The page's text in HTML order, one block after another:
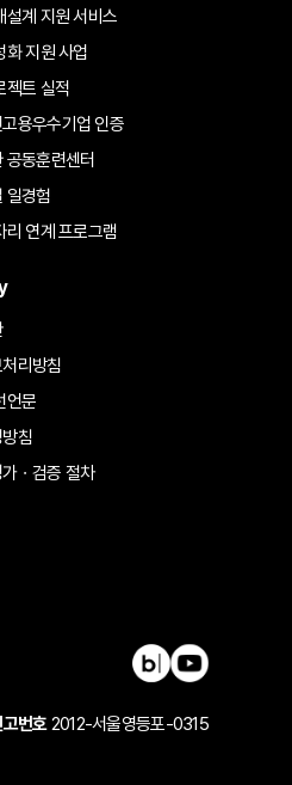
설계 지원 서비스
화 지원 사업
젝트 실적
용우수기업 인증
공동훈련센터
일경험
리 연계 프로그램
리방침
언문
침
ㆍ검증 절차
번호2012-서울영등포-0315